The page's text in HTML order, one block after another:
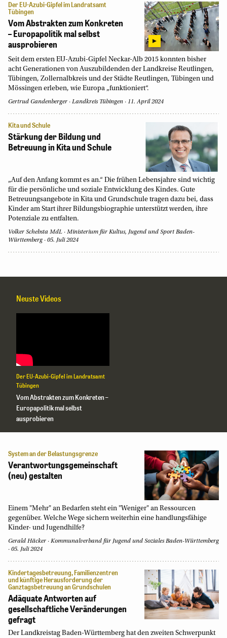
Der EU-Azubi-Gipfel im Landratsamt
Tübingen
Vom Abstrakten zum Konkreten
– Europapolitik mal selbst
ausprobieren
Seit dem ersten EU-Azubi-Gipfel Neckar-Alb 2015 konnten bisher
acht Generationen von Auszubildenden der Landkreise Reutlingen,
Tübingen, Zollernalbkreis und der Städte Reutlingen, Tübingen und
Mössingen erleben, wie Europa „funktioniert“.
Gertrud Gandenberger Landkreis Tübingen 11. April 2024
Kita und Schule
Stärkung der Bildung und
Betreuung in Kita und Schule
„Auf den Anfang kommt es an.“ Die frühen Lebensjahre sind wichtig
für die persönliche und soziale Entwicklung des Kindes. Gute
Betreuungsangebote in Kita und Grundschule tragen dazu bei, dass
Kinder am Start ihrer Bildungsbiographie unterstützt werden, ihre
Potenziale zu entfalten.
Volker Schebsta MdL
Ministerium für Kultus, Jugend und Sport Baden-
Württemberg
05. Juli 2024
Neuste Videos
Der EU-Azubi-Gipfel im Landratsamt
Tübingen
Vom Abstrakten zum Konkreten –
Europapolitik mal selbst
ausprobieren
System an der Belastungsgrenze
Verantwortungsgemeinschaft
(neu) gestalten
Einem "Mehr" an Bedarfen steht ein "Weniger" an Ressourcen
gegenüber. Welche Wege sichern weiterhin eine handlungsfähige
Kinder- und Jugendhilfe?
Gerald Häcker
Kommunalverband für Jugend und Soziales Baden-Württemberg
05. Juli 2024
Kindertagesbetreuung, Familienzentren
und künftige Herausforderung der
Ganztagsbetreuung an Grundschulen
Adäquate Antworten auf
gesellschaftliche Veränderungen
gefragt
Der Landkreistag Baden-Württemberg hat den zweiten Schwerpunkt